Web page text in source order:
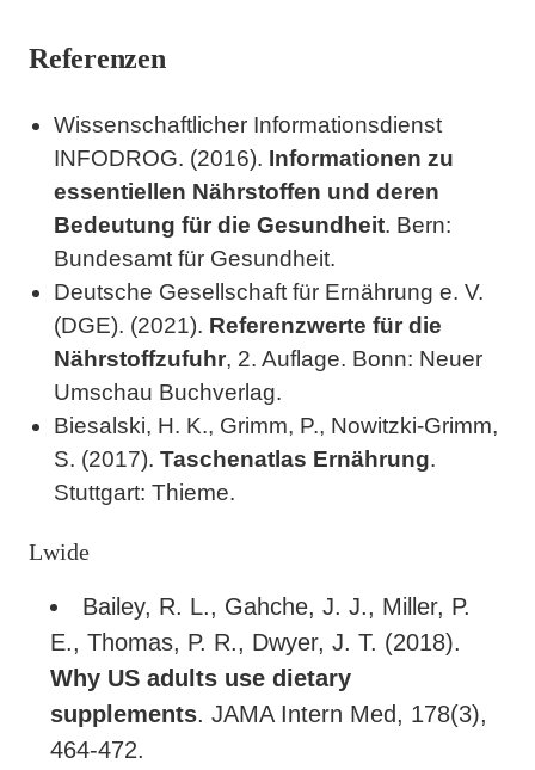
Referenzen
Wissenschaftlicher Informationsdienst
INFODROG. (2016). Informationen zu
essentiellen Nährstoffen und deren
Bedeutung für die Gesundheit. Bern:
Bundesamt für Gesundheit.
Deutsche Gesellschaft für Ernährung e. V.
(DGE). (2021). Referenzwerte für die
Nährstoffzufuhr, 2. Auflage. Bonn: Neuer
Umschau Buchverlag.
Biesalski, H. K., Grimm, P., Nowitzki-Grimm,
S. (2017). Taschenatlas Ernährung.
Stuttgart: Thieme.
Lwide
Bailey, R. L., Gahche, J. J., Miller, P.
E., Thomas, P. R., Dwyer, J. T. (2018).
Why US adults use dietary
supplements. JAMA Intern Med, 178(3),
464-472.